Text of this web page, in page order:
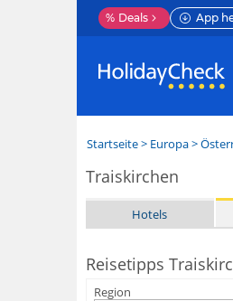
% Deals App
Startseite> Europa>
Traiskirchen
Hotels
Reisetipps
Region